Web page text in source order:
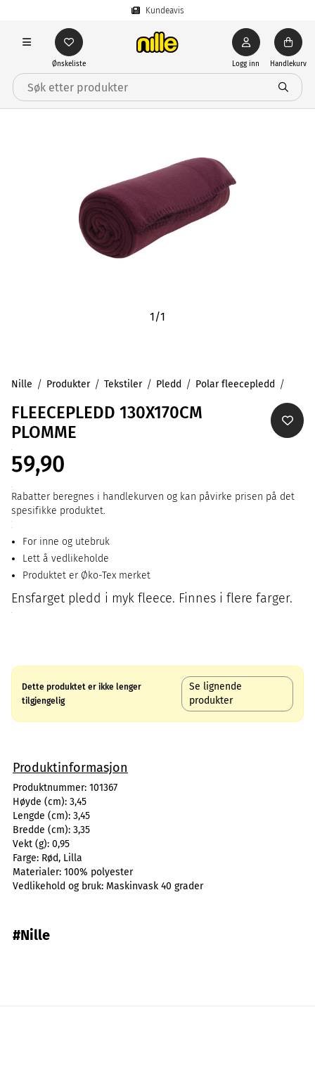
Kundeavis
Ønskeliste Logg inn Handlekurv
1/1
Nille Produkter Tekstiler Pledd Polar fleecepledd
FLEECEPLEDD 130X170CM
PLOMME
59,90
Rabatter beregnes i handlekurven og kan påvirke prisen på det
spesifikke produktet.
For inne og utebruk
Lett å vedlikeholde
Produktet er Øko-Tex merket
Ensfarget pledd i myk fleece. Finnes i flere farger.
Dette produktet er ikke lenger
tilgjengelig
Se lignende
produkter
Produktinformasjon
Produktnummer: 101367
Høyde (cm): 3,45
Lengde (cm): 3,45
Bredde (cm): 3,35
Vekt (g): 0,95
Farge: Rød, Lilla
Materialer: 100% polyester
Vedlikehold og bruk: Maskinvask 40 grader
#Nille